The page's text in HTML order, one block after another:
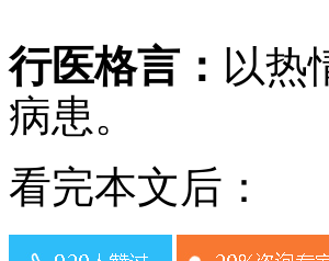
行医格言： 以热
病患。
看完本文后：